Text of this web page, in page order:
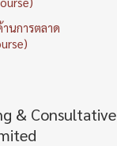
นการตลาด
& Consultative